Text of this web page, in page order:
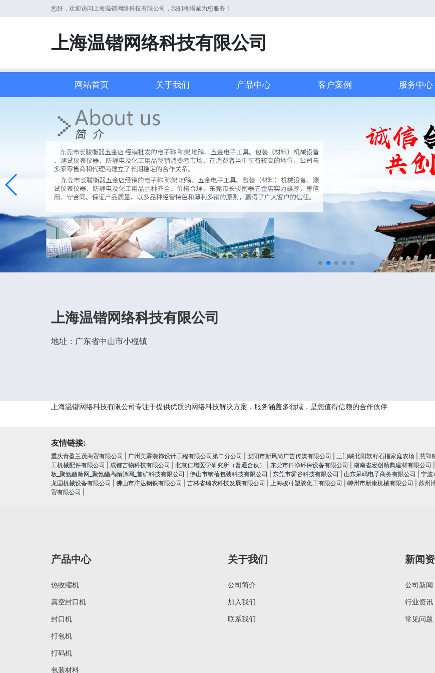
您好，欢迎访问上海温锴网络科技有限公司，我们将竭诚为您服务！
上海温锴网络科技有限公司
网站首页 关于我们 产品中心 客户案例 服务中心
上海温锴网络科技有限公司
地址：广东省中山市小榄镇
上海温锴网络科技有限公司专注于提供优质的网络科技解决方案，服务涵盖多领域，是您值得信赖的合作伙伴
友情链接:
重庆青盈兰茂商贸有限公司 广州美霖装饰设计工程有限公司第二分公司 安阳市新风尚广告传媒有限公司 三门峡北阳软籽石榴家庭农场 慧郢
工机械配件有限公司
成都吉物科技有限公司 北京仁增医学研究所（普通合伙） 东莞市仟净环保设备有限公司 湖南省宏创精典建材有限公司
板_聚氨酯筛网_聚氨酯高频筛网_首矿科技有限公司
佛山市镝蓓包装科技有限公司 东莞市雾谷科技有限公司 山东呆码电子商务有限公司 宁波
龙固机械设备有限公司
佛山市汴达钢铁有限公司 吉林省瑞农科技发展有限公司 上海骏可塑胶化工有限公司 嵊州市新康机械有限公司 苏州
贸有限公司
产品中心
热收缩机
真空封口机
封口机
打包机
打码机
包装材料
关于我们
公司简介
加入我们
联系我们
新闻
公司新闻
行业资讯
常见问题